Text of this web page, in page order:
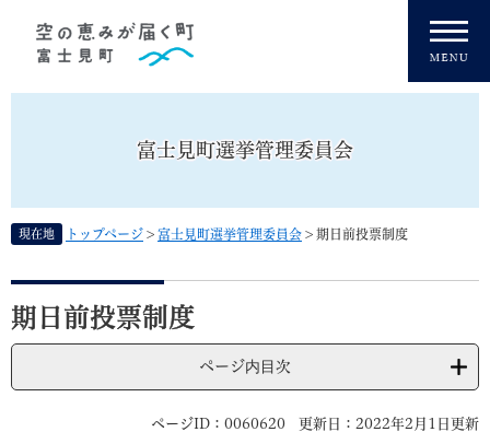
富士見町選挙管理委員会
現在地 トップページ > 富士見町選挙管理委員会 > 期日前投票制度
本
文
期日前投票制度
ページ内目次
ページID：0060620 更新日：2022年2月1日更新